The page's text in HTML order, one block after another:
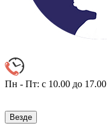
Пн - Пт: с 10.00 до 17.00
Везде